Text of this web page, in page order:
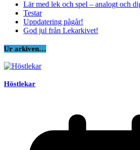
Lär med lek och spel – analogt och
Testar
Uppdatering pågår!
God jul från Lekarkivet!
Ur arkiven…
Höstlekar